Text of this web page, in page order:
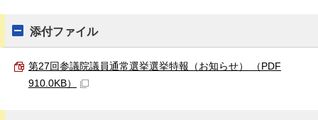
添付ファイル
第27回参議院議員通常選挙選挙特報（お知らせ） （PDF
910.0KB）